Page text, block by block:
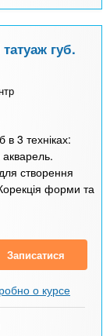
губ.
3 техніках:
створення
форми та
Записатися
о курсе